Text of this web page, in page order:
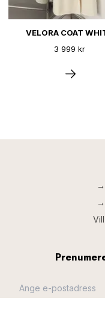
VELORA COAT
3 999 kr
→
→